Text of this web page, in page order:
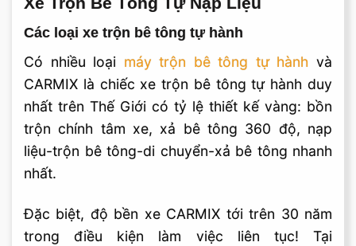
Các loại xe trộn bê tông tự hành
Có nhiều loại máy trộn bê tông tự hành và
CARMIX là chiếc xe trộn bê tông tự hành duy
nhất trên Thế Giới có tỷ lệ thiết kế vàng: bồn
trộn chính tâm xe, xả bê tông 360 độ, nạp
liệu-trộn bê tông-di chuyển-xả bê tông nhanh
nhất.
Đặc biệt, độ bền xe CARMIX tới trên 30 năm
trong điều kiện làm việc liên tục! Tại